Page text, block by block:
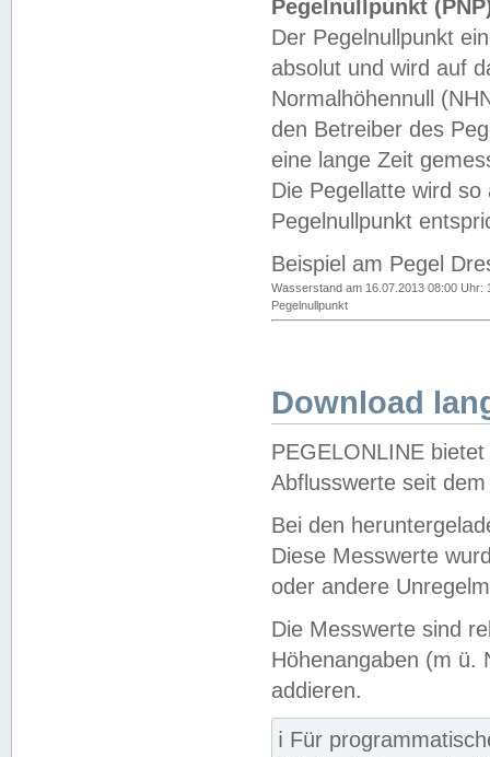
Pegelnullpunkt
Der Pegelnullpunkt
absolut und wird auf
Normalhöhennull
den Betreiber des
eine lange Zeit
Die Pegellatte wird
Pegelnullpunkt
Beispiel am Pegel
Wasserstand am 16.07.2013 08:00 Uhr:
Pegelnullpunkt
Download
PEGELONLINE
Abflusswerte seit
Bei den
Diese Messwerte
oder andere
Die Messwerte sind
Höhenangaben (m ü.
addieren.
ℹ️ Für